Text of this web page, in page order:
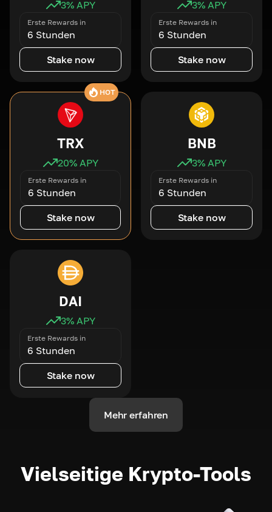
3% APY
Erste Rewards in
6 Stunden
Stake now
3% APY
Erste Rewards in
6 Stunden
Stake now
HOT
TRX
20% APY
Erste Rewards in
6 Stunden
Stake now
BNB
3% APY
Erste Rewards in
6 Stunden
Stake now
DAI
3% APY
Erste Rewards in
6 Stunden
Stake now
Mehr erfahren
Vielseitige Krypto-Tools